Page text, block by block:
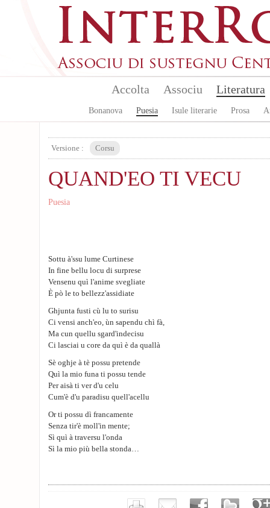
Accolta Associu Literatura
Bonanova Puesia Isule literarie Prosa
Versione : Corsu
QUAND'EO TI VECU
Puesia
Sottu à'ssu lume Curtinese
In fine bellu locu di surprese
Vensenu quì l'anime svegliate
È pò le to bellezz'assidiate
Ghjunta fusti cù lu to surisu
Ci vensi anch'eo, ùn sapendu chì fà,
Ma cun quellu sgard'indecisu
Ci lasciai u core da quì è da quallà
Sè oghje à tè possu pretende
Quì la mio funa ti possu tende
Per aisà ti ver d'u celu
Cum'è d'u paradisu quell'acellu
Or ti possu dì francamente
Senza tir'è moll'in mente;
Sì quì à traversu l'onda
Sì la mio più bella stonda…